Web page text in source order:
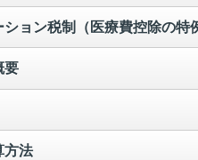
ョン税制（医療費控除の特
要
方法